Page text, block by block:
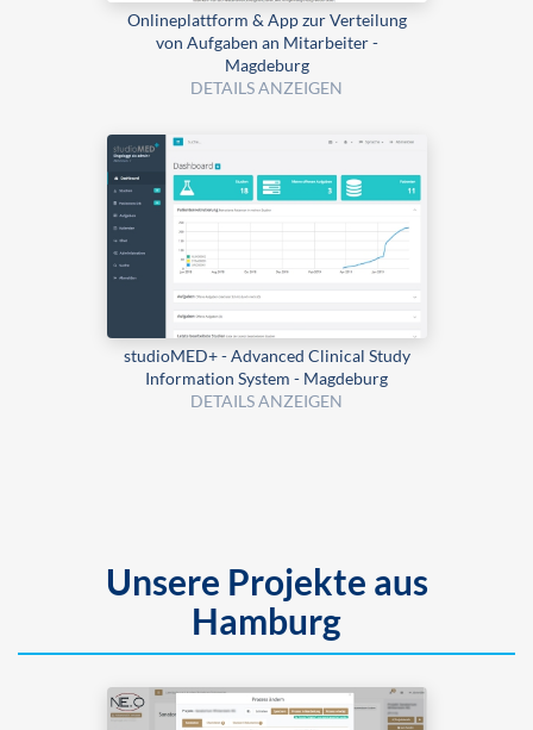
Onlineplattform & App zur Verteilung
von Aufgaben an Mitarbeiter -
Magdeburg
DETAILS ANZEIGEN
studioMED+ - Advanced Clinical Study
Information System - Magdeburg
DETAILS ANZEIGEN
Unsere Projekte aus
Hamburg